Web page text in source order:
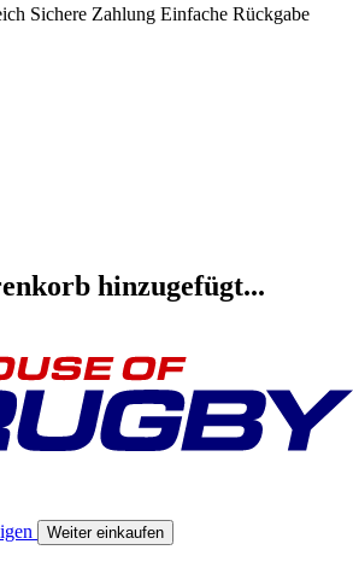
Sichere Zahlung Einfache Rückgabe
hinzugefügt...
Weiter einkaufen